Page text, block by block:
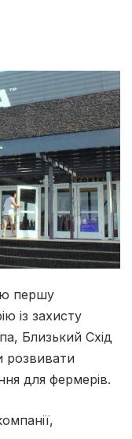
першу
із захисту
Близький Схід
для фермерів.